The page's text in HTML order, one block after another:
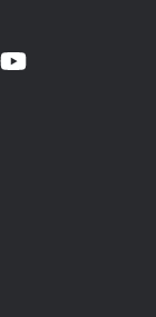
YouTube